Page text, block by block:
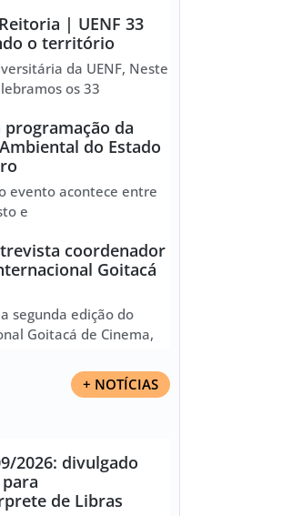
| UENF 33
o território
da UENF, Neste
os 33
programação da
do Estado
evento acontece entre
e
coordenador
Goitacá
segunda edição do
Goitacá de Cinema,
+ NOTÍCIAS
2026: divulgado
de Libras